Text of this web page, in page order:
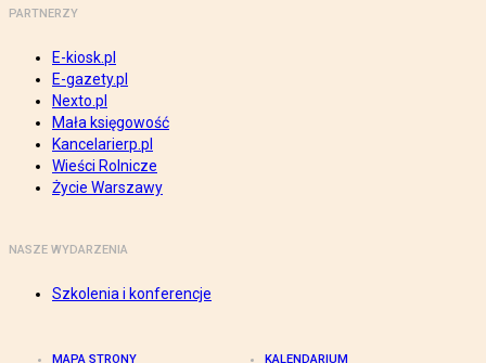
PARTNERZY
E-kiosk.pl
E-gazety.pl
Nexto.pl
Mała księgowość
Kancelarierp.pl
Wieści Rolnicze
Życie Warszawy
NASZE WYDARZENIA
Szkolenia i konferencje
MAPA STRONY KALENDARIUM